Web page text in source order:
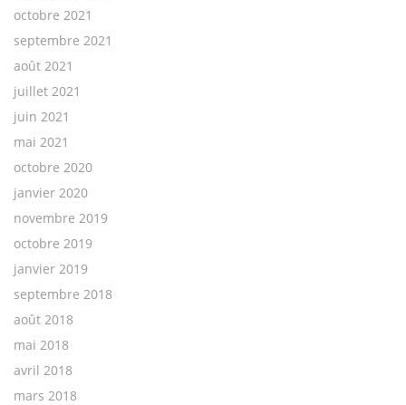
octobre 2021
septembre 2021
août 2021
juillet 2021
juin 2021
mai 2021
octobre 2020
janvier 2020
novembre 2019
octobre 2019
janvier 2019
septembre 2018
août 2018
mai 2018
avril 2018
mars 2018